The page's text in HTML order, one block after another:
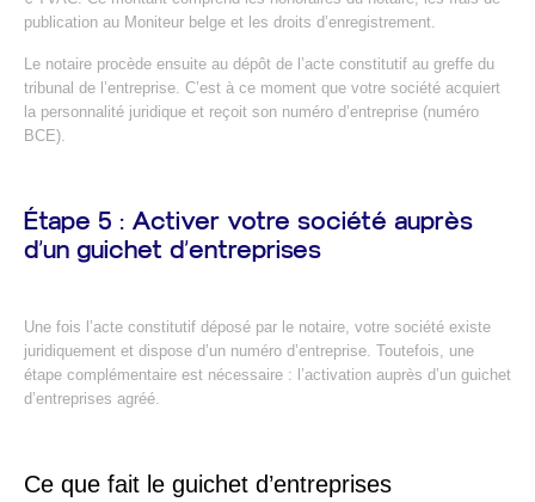
publication au Moniteur belge et les droits d’enregistrement.
Le notaire procède ensuite au dépôt de l’acte constitutif au greffe du
tribunal de l’entreprise. C’est à ce moment que votre société acquiert
la personnalité juridique et reçoit son numéro d’entreprise (numéro
BCE).
Étape 5 : Activer votre société auprès
d’un guichet d’entreprises
Une fois l’acte constitutif déposé par le notaire, votre société existe
juridiquement et dispose d’un numéro d’entreprise. Toutefois, une
étape complémentaire est nécessaire : l’activation auprès d’un guichet
d’entreprises agréé.
Ce que fait le guichet d’entreprises